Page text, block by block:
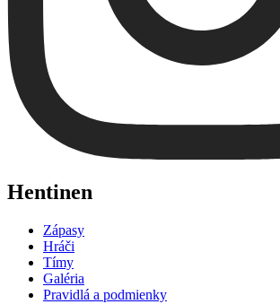
Hentinen
Zápasy
Hráči
Tímy
Galéria
Pravidlá a podmienky